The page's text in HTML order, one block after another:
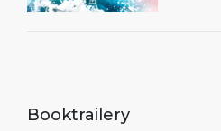
Booktrailery